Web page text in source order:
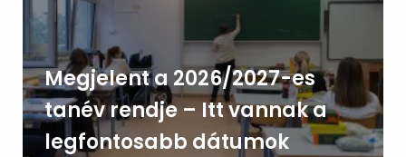
Megjelent a 2026/2027-es
tanév rendje – Itt vannak a
legfontosabb dátumok